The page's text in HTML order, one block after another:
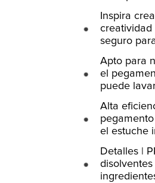
Inspira
creatividad
seguro
Apto para
el
puede
Alta
el estuche
Detalles |